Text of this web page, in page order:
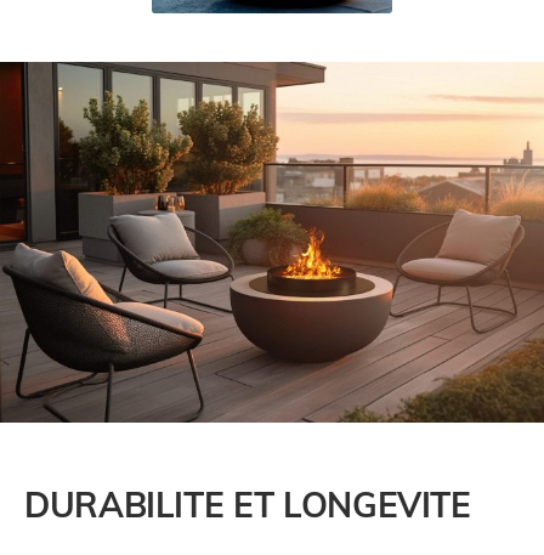
DURABILITE ET LONGEVITE